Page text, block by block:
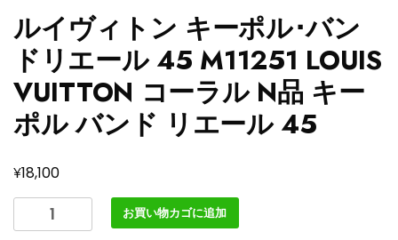
ルイヴィトン キーポル･バン
ドリエール 45 M11251 LOUIS
VUITTON コーラル N品 キー
ポル バンド リエール 45
¥18,100
イ
お買い物カゴに追加